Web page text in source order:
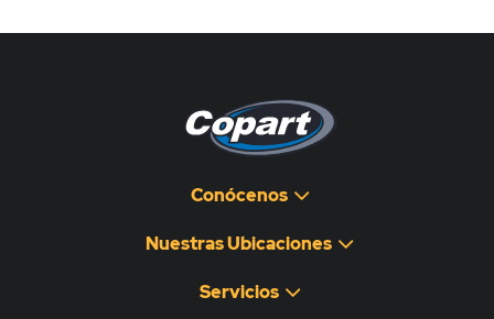
Conócenos
Nuestras Ubicaciones
Servicios